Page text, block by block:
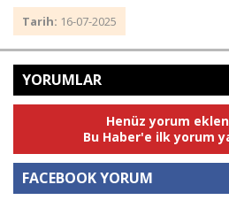
Tarih: 16-07-2025
YORUMLAR
Henüz yorum
Bu Haber'e ilk yorum
FACEBOOK YORUM